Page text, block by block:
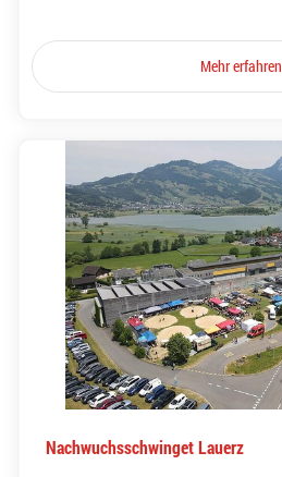
Mehr erfahren
Nachwuchsschwinget Lauerz